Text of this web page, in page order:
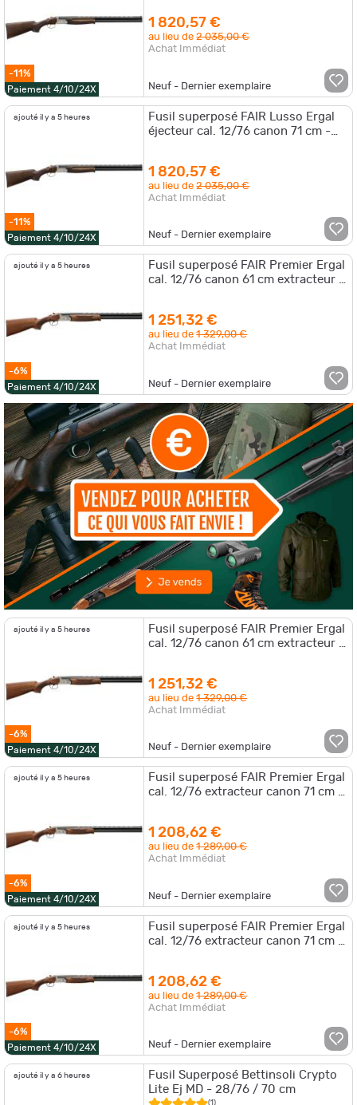
-11%
Paiement 4/10/24X
1 820,57 €
au lieu de2 035,00 €
Achat Immédiat
Neuf - Dernier exemplaire
ajouté il y a 5 heures
-11%
Paiement 4/10/24X
Fusil superposé FAIR Lusso Ergal
éjecteur cal. 12/76 canon 71 cm -
1 820,57 €
au lieu de2 035,00 €
Achat Immédiat
Neuf - Dernier exemplaire
ajouté il y a 5 heures
-6%
Paiement 4/10/24X
Fusil superposé FAIR Premier Ergal
cal. 12/76 canon 61 cm extracteur -
1 251,32 €
au lieu de1 329,00 €
Achat Immédiat
Neuf - Dernier exemplaire
ajouté il y a 5 heures
-6%
Paiement 4/10/24X
Fusil superposé FAIR Premier Ergal
cal. 12/76 canon 61 cm extracteur -
1 251,32 €
au lieu de1 329,00 €
Achat Immédiat
Neuf - Dernier exemplaire
ajouté il y a 5 heures
-6%
Paiement 4/10/24X
Fusil superposé FAIR Premier Ergal
cal. 12/76 extracteur canon 71 cm -
1 208,62 €
au lieu de1 289,00 €
Achat Immédiat
Neuf - Dernier exemplaire
ajouté il y a 5 heures
-6%
Paiement 4/10/24X
Fusil superposé FAIR Premier Ergal
cal. 12/76 extracteur canon 71 cm -
1 208,62 €
au lieu de1 289,00 €
Achat Immédiat
Neuf - Dernier exemplaire
ajouté il y a 6 heures
Fusil Superposé Bettinsoli Crypto
Lite Ej MD - 28/76 / 70 cm
(1)